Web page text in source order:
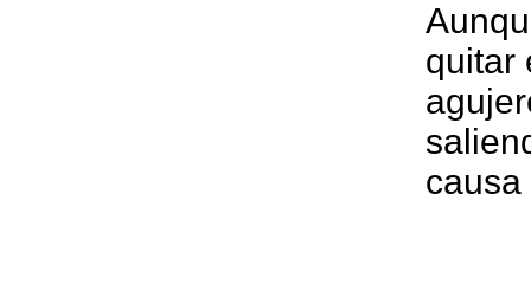
quitar
causa